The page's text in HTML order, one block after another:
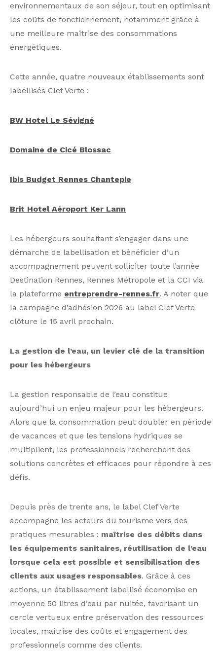
environnementaux de son séjour, tout en optimisant
les coûts de fonctionnement, notamment grâce à
une meilleure maîtrise des consommations
énergétiques.
Cette année, quatre nouveaux établissements sont
labellisés Clef Verte :
BW Hotel Le Sévigné
Domaine de Cicé Blossac
Ibis Budget Rennes Chantepie
Brit Hotel Aéroport Ker Lann
Les hébergeurs souhaitant s’engager dans une
démarche de labellisation et bénéficier d’un
accompagnement peuvent solliciter toute l’année
Destination Rennes, Rennes Métropole et la CCI via
la plateforme entreprendre-rennes.fr. A noter que
la campagne d’adhésion 2026 au label Clef Verte
clôture le 15 avril prochain.
La gestion de l’eau, un levier clé de la transition
pour les hébergeurs
La gestion responsable de l’eau constitue
aujourd’hui un enjeu majeur pour les hébergeurs.
Alors que la consommation peut doubler en période
de vacances et que les tensions hydriques se
multiplient, les professionnels recherchent des
solutions concrètes et efficaces pour répondre à ces
défis.
Depuis près de trente ans, le label Clef Verte
accompagne les acteurs du tourisme vers des
pratiques mesurables : maîtrise des débits dans
les équipements sanitaires, réutilisation de l’eau
lorsque cela est possible et sensibilisation des
clients aux usages responsables. Grâce à ces
actions, un établissement labellisé économise en
moyenne 50 litres d’eau par nuitée, favorisant un
cercle vertueux entre préservation des ressources
locales, maîtrise des coûts et engagement des
professionnels comme des clients.